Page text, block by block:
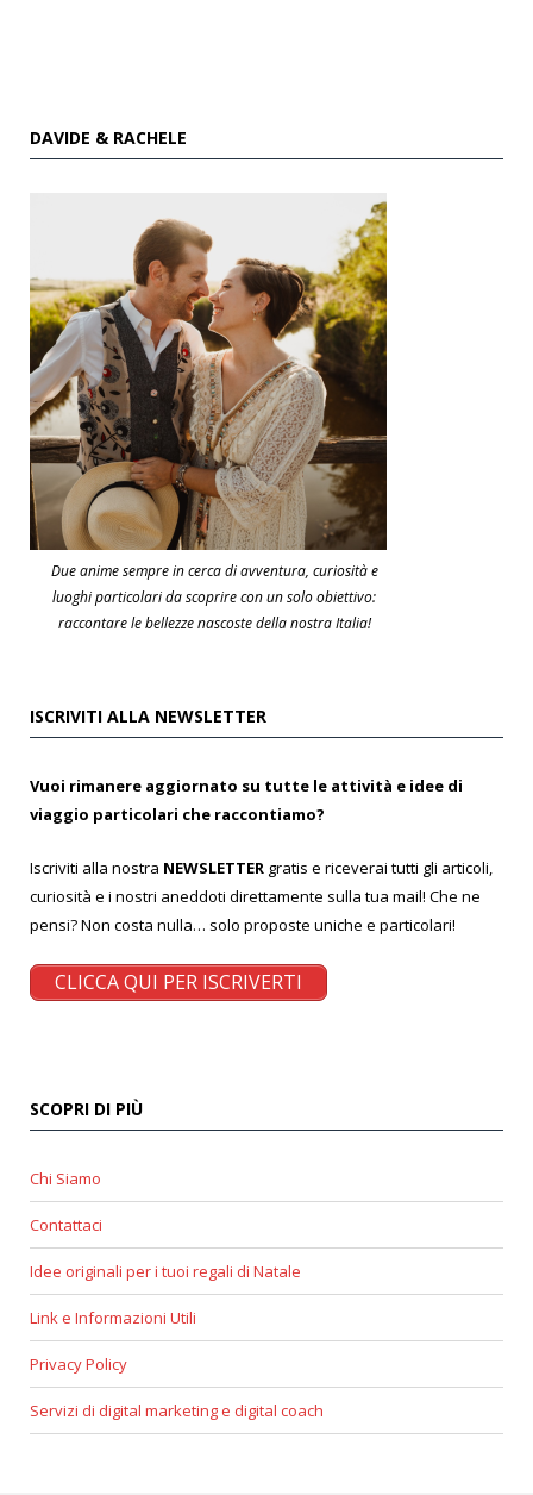
DAVIDE & RACHELE
Due anime sempre in cerca di avventura, curiosità e
luoghi particolari da scoprire con un solo obiettivo:
raccontare le bellezze nascoste della nostra Italia!
ISCRIVITI ALLA NEWSLETTER
Vuoi rimanere aggiornato su tutte le attività e idee di
viaggio particolari che raccontiamo?
Iscriviti alla nostra NEWSLETTER gratis e riceverai tutti gli articoli,
curiosità e i nostri aneddoti direttamente sulla tua mail! Che ne
pensi? Non costa nulla… solo proposte uniche e particolari!
CLICCA QUI PER ISCRIVERTI
SCOPRI DI PIÙ
Chi Siamo
Contattaci
Idee originali per i tuoi regali di Natale
Link e Informazioni Utili
Privacy Policy
Servizi di digital marketing e digital coach